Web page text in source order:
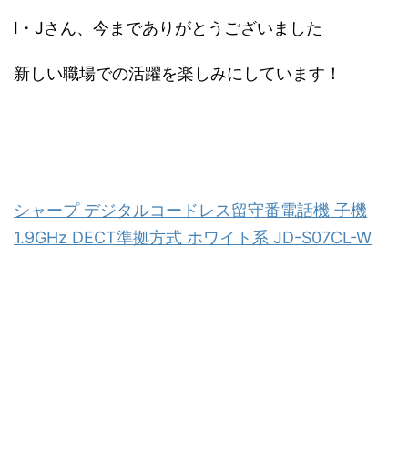
I・Jさん、今までありがとうございました
新しい職場での活躍を楽しみにしています！
シャープ デジタルコードレス留守番電話機 子機
1.9GHz DECT準拠方式 ホワイト系 JD-S07CL-W